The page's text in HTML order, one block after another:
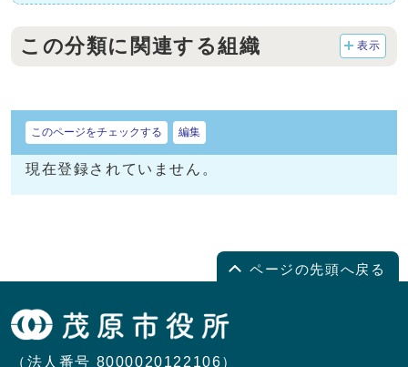
この分類に関連する組織 表示
このページをチェックする 編集
現在登録されていません。
ページの先頭へ戻る
（法人番号 8000020122106）